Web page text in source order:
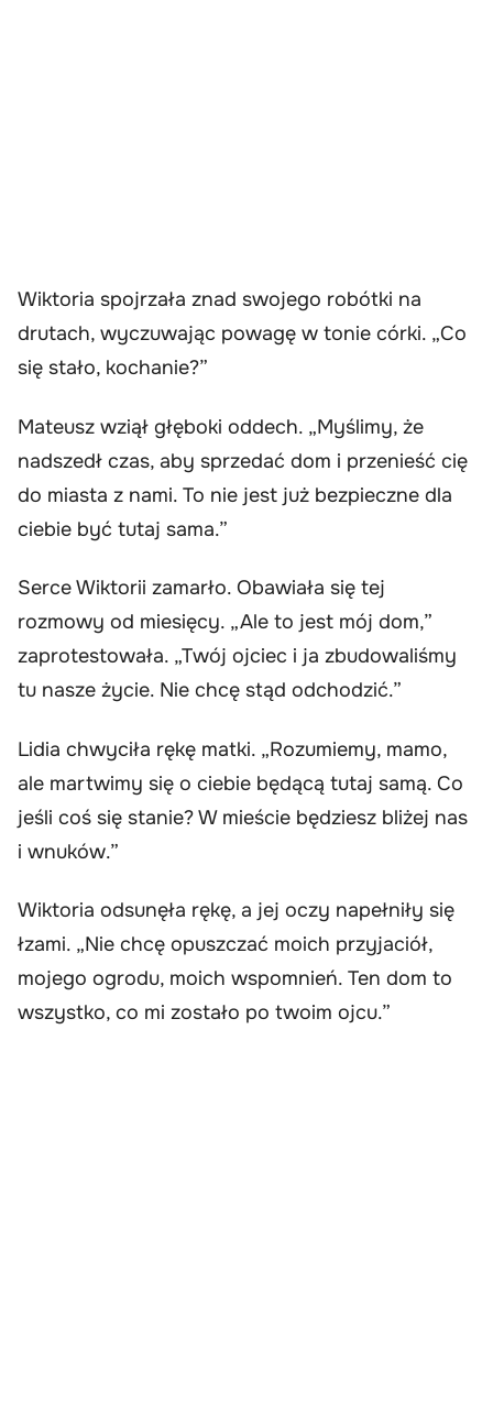
Wiktoria spojrzała znad swojego robótki na
drutach, wyczuwając powagę w tonie córki. „Co
się stało, kochanie?”
Mateusz wziął głęboki oddech. „Myślimy, że
nadszedł czas, aby sprzedać dom i przenieść cię
do miasta z nami. To nie jest już bezpieczne dla
ciebie być tutaj sama.”
Serce Wiktorii zamarło. Obawiała się tej
rozmowy od miesięcy. „Ale to jest mój dom,”
zaprotestowała. „Twój ojciec i ja zbudowaliśmy
tu nasze życie. Nie chcę stąd odchodzić.”
Lidia chwyciła rękę matki. „Rozumiemy, mamo,
ale martwimy się o ciebie będącą tutaj samą. Co
jeśli coś się stanie? W mieście będziesz bliżej nas
i wnuków.”
Wiktoria odsunęła rękę, a jej oczy napełniły się
łzami. „Nie chcę opuszczać moich przyjaciół,
mojego ogrodu, moich wspomnień. Ten dom to
wszystko, co mi zostało po twoim ojcu.”